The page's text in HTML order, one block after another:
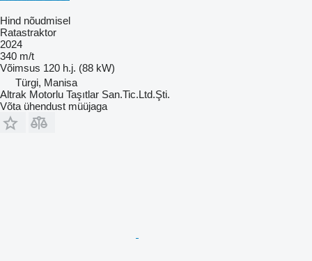
Hind nõudmisel
Ratastraktor
2024
340 m/t
Võimsus 120 h.j. (88 kW)
Türgi, Manisa
Altrak Motorlu Taşıtlar San.Tic.Ltd.Şti.
Võta ühendust müüjaga